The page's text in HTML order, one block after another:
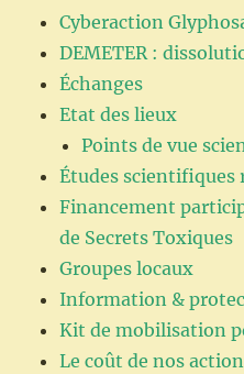
Cyberaction
DEMETER :
Échanges
Etat des lieux
Points de vue
Études scientifiques
Financement
de Secrets Toxiques
Groupes locaux
Information &
Kit de mobilisation
Le coût de nos